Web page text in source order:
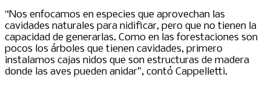
“Nos enfocamos en especies que aprovechan las
cavidades naturales para nidificar, pero que no tienen la
capacidad de generarlas. Como en las forestaciones son
pocos los árboles que tienen cavidades, primero
instalamos cajas nidos que son estructuras de madera
donde las aves pueden anidar”, contó Cappelletti.